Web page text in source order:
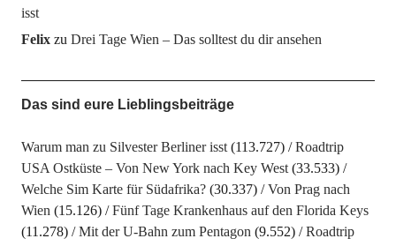
isst
Felixzu Drei Tage Wien – Das solltest du dir ansehen
Das sind eure Lieblingsbeiträge
Warum man zu Silvester Berliner isst (113.727)
Roadtrip
USA Ostküste – Von New York nach Key West (33.533)
Welche Sim Karte für Südafrika? (30.337)
Von Prag nach
Wien (15.126)
Fünf Tage Krankenhaus auf den Florida Keys
(11.278)
Mit der U-Bahn zum Pentagon (9.552)
Roadtrip